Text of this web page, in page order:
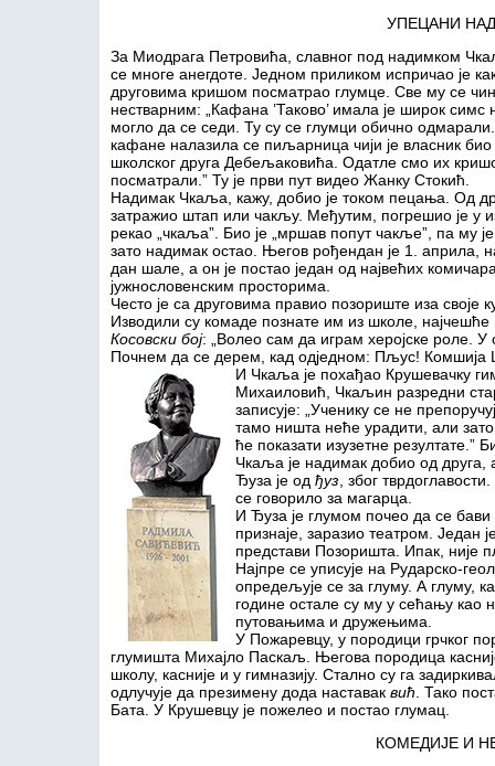
УПЕЦАНИ
За Миодрага Петровића, славног под надимком
се многе анегдоте. Једном приликом испричао је
друговима кришом посматрао глумце. Све му се
нестварним: „Кафана ’Таково’ имала је широк симс
могло да се седи. Ту су се глумци обично
кафане налазила се пиљарница чији је власник
школског друга Дебељаковића. Одатле смо их
посматрали.” Ту је први пут видео Жанку Стокић.
Надимак Чкаља, кажу, добио је током пецања. Од
затражио штап или чакљу. Међутим, погрешио је у
рекао „чкаља”. Био је „мршав попут чакље”, па му
зато надимак остао. Његов рођендан је 1. априла,
дан шале, а он је постао један од највећих
јужнословенским просторима.
Често је са друговима правио позориште иза своје
Изводили су комаде познате им из школе, најчешће
Косовски бој: „Волео сам да играм херојске роле.
Почнем да се дерем, кад одједном: Пљус! Комшија
И Чкаља је похађао Крушевачку
Михаиловић, Чкаљин разредни
записује: „Ученику се не
тамо ништа неће урадити, али
ће показати изузетне резултате.”
Чкаља је надимак добио од
Ђуза је од ђуз , због
се говорило за магарца.
И Ђуза је глумом почео да се
признаје, заразио театром. Један
представи Позоришта. Ипак, није
Најпре се уписује на Рударско-
опредељује се за глуму. А глуму,
године остале су му у сећању као
путовањима и дружењима.
У Пожаревцу, у породици грчког
глумишта Михајло Паскаљ. Његова породица
школу, касније и у гимназију. Стално су га
одлучује да презимену дода наставак вић . Тако
Бата. У Крушевцу је пожелео и постао глумац.
КОМЕДИЈЕ И